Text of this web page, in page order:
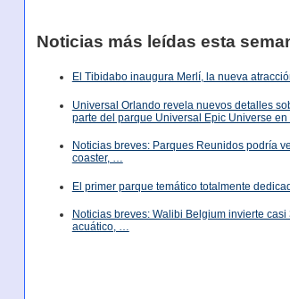
Noticias más leídas esta
El Tibidabo inaugura Merlí, la nueva
Universal Orlando revela nuevos detalles
parte del parque Universal Epic Universe en
Noticias breves: Parques Reunidos podría
coaster, …
El primer parque temático totalmente
Noticias breves: Walibi Belgium invierte
acuático, …